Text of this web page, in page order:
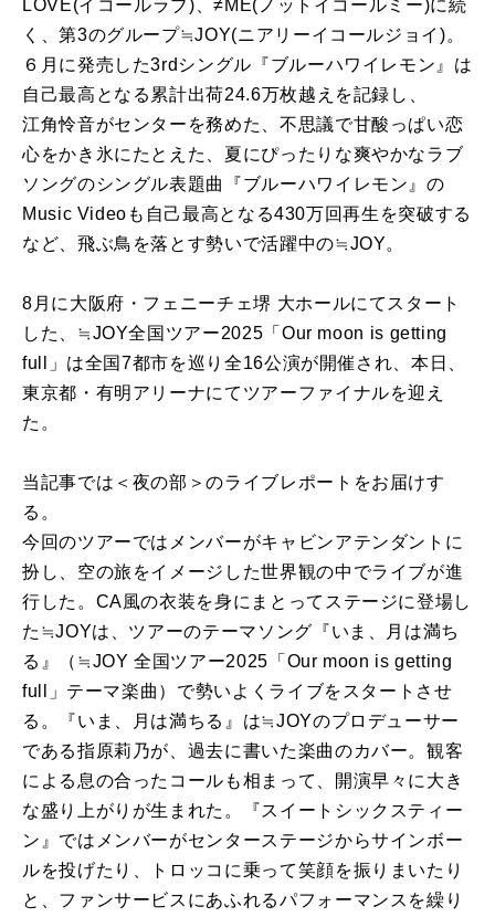
LOVE(イコールラブ)、≠ME(ノットイコールミー)に続
く、第3のグループ≒JOY(ニアリーイコールジョイ)。
６月に発売した3rdシングル『ブルーハワイレモン』は
自己最高となる累計出荷24.6万枚越えを記録し、
江角怜音がセンターを務めた、不思議で甘酸っぱい恋
心をかき氷にたとえた、夏にぴったりな爽やかなラブ
ソングのシングル表題曲『ブルーハワイレモン』の
Music Videoも自己最高となる430万回再生を突破する
など、飛ぶ鳥を落とす勢いで活躍中の≒JOY。
8月に大阪府・フェニーチェ堺 大ホールにてスタート
した、≒JOY全国ツアー2025「Our moon is getting
full」は全国7都市を巡り全16公演が開催され、本日、
東京都・有明アリーナにてツアーファイナルを迎え
た。
当記事では＜夜の部＞のライブレポートをお届けす
る。
今回のツアーではメンバーがキャビンアテンダントに
扮し、空の旅をイメージした世界観の中でライブが進
行した。CA風の衣装を身にまとってステージに登場し
た≒JOYは、ツアーのテーマソング『いま、月は満ち
る』（≒JOY 全国ツアー2025「Our moon is getting
full」テーマ楽曲）で勢いよくライブをスタートさせ
る。『いま、月は満ちる』は≒JOYのプロデューサー
である指原莉乃が、過去に書いた楽曲のカバー。観客
による息の合ったコールも相まって、開演早々に大き
な盛り上がりが生まれた。『スイートシックスティー
ン』ではメンバーがセンターステージからサインボー
ルを投げたり、トロッコに乗って笑顔を振りまいたり
と、ファンサービスにあふれるパフォーマンスを繰り